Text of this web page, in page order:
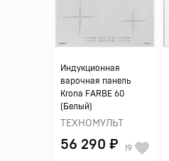
Индукционная
варочная панель
Krona FARBE 60
(Белый)
ТЕХНОМУЛЬТ
56 290 ₽ 19